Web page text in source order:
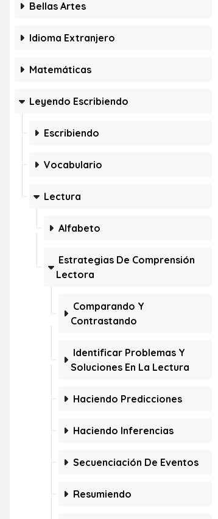
Bellas Artes
Idioma Extranjero
Matemáticas
Leyendo Escribiendo
Escribiendo
Vocabulario
Lectura
Alfabeto
Estrategias De Comprensión
Lectora
Comparando Y
Contrastando
Identificar Problemas Y
Soluciones En La Lectura
Haciendo Predicciones
Haciendo Inferencias
Secuenciación De Eventos
Resumiendo